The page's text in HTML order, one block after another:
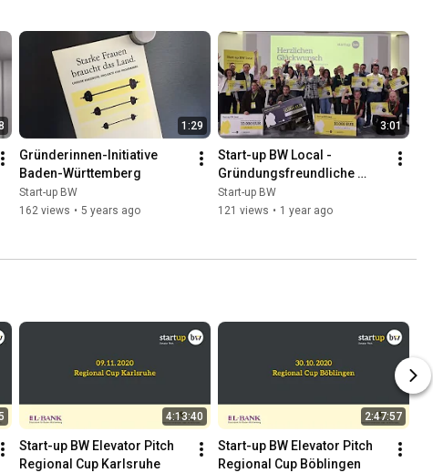
1:29
Gründerinnen-Initiative
Baden-Württemberg
Start-up BW
162 views • 5 years ago
3:01
Start-up BW Local -
Gründungsfreundliche
Kommune 2024/2025
Start-up BW
121 views • 1 year ago
4:13:40
Start-up BW Elevator Pitch
Regional Cup Karlsruhe
2:47:57
Start-up BW Elevator Pitch
Regional Cup Böblingen